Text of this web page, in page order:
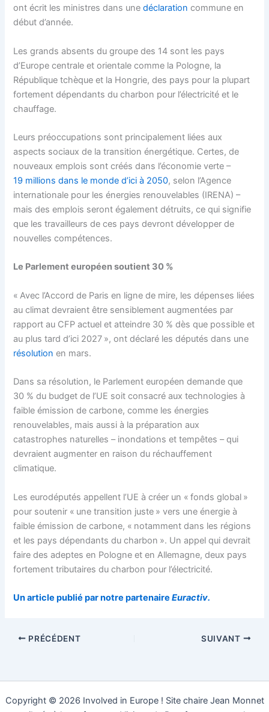
ont écrit les ministres dans unedéclaration commune en
début d’année.
Les grands absents du groupe des 14 sont les pays
d’Europe centrale et orientale comme la Pologne, la
République tchèque et la Hongrie, des pays pour la plupart
fortement dépendants du charbon pour l’électricité et le
chauffage.
Leurs préoccupations sont principalement liées aux
aspects sociaux de la transition énergétique. Certes, de
nouveaux emplois sont créés dans l’économie verte –
19 millions dans le monde d’ici à 2050, selon l’Agence
internationale pour les énergies renouvelables (IRENA) –
mais des emplois seront également détruits, ce qui signifie
que les travailleurs de ces pays devront développer de
nouvelles compétences.
Le Parlement européen soutient 30 %
« Avec l’Accord de Paris en ligne de mire, les dépenses liées
au climat devraient être sensiblement augmentées par
rapport au CFP actuel et atteindre 30 % dès que possible et
au plus tard d’ici 2027 », ont déclaré les députés dans une
résolution en mars.
Dans sa résolution, le Parlement européen demande que
30 % du budget de l’UE soit consacré aux technologies à
faible émission de carbone, comme les énergies
renouvelables, mais aussi à la préparation aux
catastrophes naturelles – inondations et tempêtes – qui
devraient augmenter en raison du réchauffement
climatique.
Les eurodéputés appellent l’UE à créer un « fonds global »
pour soutenir « une transition juste » vers une énergie à
faible émission de carbone, « notamment dans les régions
et les pays dépendants du charbon ». Un appel qui devrait
faire des adeptes en Pologne et en Allemagne, deux pays
fortement tributaires du charbon pour l’électricité.
Un article publié par notre partenaireEuractiv.
PRÉCÉDENT SUIVANT
Copyright © 2026 Involved in Europe ! Site chaire Jean Monnet